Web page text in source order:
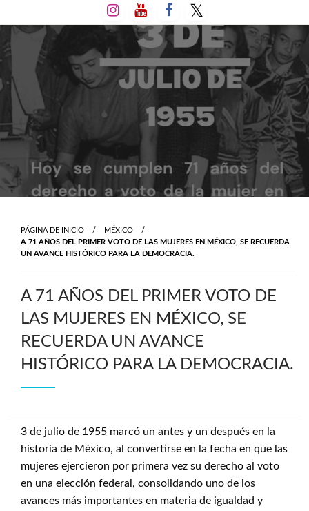
al
contenido
PÁGINA DE INICIO
MÉXICO
A 71 AÑOS DEL PRIMER VOTO DE LAS MUJERES EN MÉXICO, SE RECUERDA
UN AVANCE HISTÓRICO PARA LA DEMOCRACIA.
A 71 AÑOS DEL PRIMER VOTO DE
LAS MUJERES EN MÉXICO, SE
RECUERDA UN AVANCE
HISTÓRICO PARA LA DEMOCRACIA.
3 de julio de 1955 marcó un antes y un después en la
historia de México, al convertirse en la fecha en que las
mujeres ejercieron por primera vez su derecho al voto
en una elección federal, consolidando uno de los
avances más importantes en materia de igualdad y